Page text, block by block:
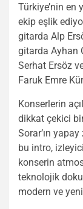
Türkiye’nin
ekip eşlik
gitarda Alp
gitarda Ayhan
Serhat Ersöz
Faruk Emre
Konserlerin
dikkat çekici
Sorar’ın
bu intro,
konserin
teknolojik
modern ve